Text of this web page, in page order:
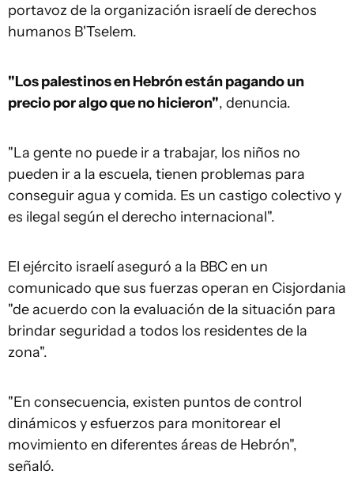
portavoz de la organización israelí de derechos
humanos B'Tselem.
"Los palestinos en Hebrón están pagando un
precio por algo que no hicieron", denuncia.
"La gente no puede ir a trabajar, los niños no
pueden ir a la escuela, tienen problemas para
conseguir agua y comida. Es un castigo colectivo y
es ilegal según el derecho internacional".
El ejército israelí aseguró a la BBC en un
comunicado que sus fuerzas operan en Cisjordania
"de acuerdo con la evaluación de la situación para
brindar seguridad a todos los residentes de la
zona".
"En consecuencia, existen puntos de control
dinámicos y esfuerzos para monitorear el
movimiento en diferentes áreas de Hebrón",
señaló.